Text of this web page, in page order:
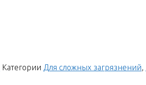
Категории Для сложных загрязнений,